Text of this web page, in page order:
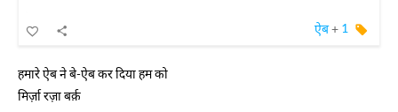
ऐब+ 1
हमारे ऐब ने बे-ऐब कर दिया हम को
मिर्ज़ा रज़ा बर्क़